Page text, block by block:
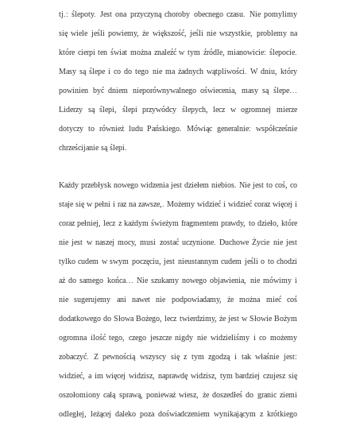
tj.: ślepoty. Jest ona przyczyną choroby obecnego czasu. Nie pomylimy
się wiele jeśli powiemy, że większość, jeśli nie wszystkie, problemy na
które cierpi ten świat można znaleźć w tym źródle, mianowicie: ślepocie.
Masy są ślepe i co do tego nie ma żadnych wątpliwości. W dniu, który
powinien być dniem nieporównywalnego oświecenia, masy są ślepe…
Liderzy są ślepi, ślepi przywódcy ślepych, lecz w ogromnej mierze
dotyczy to również ludu Pańskiego. Mówiąc generalnie: współcześnie
chrześcijanie są ślepi.
Każdy przebłysk nowego widzenia jest dziełem niebios. Nie jest to coś, co
staje się w pełni i raz na zawsze,. Możemy widzieć i widzieć coraz więcej i
coraz pełniej, lecz z każdym świeżym fragmentem prawdy, to dzieło, które
nie jest w naszej mocy, musi zostać uczynione. Duchowe Życie nie jest
tylko cudem w swym poczęciu, jest nieustannym cudem jeśli o to chodzi
aż do samego końca… Nie szukamy nowego objawienia, nie mówimy i
nie sugerujemy ani nawet nie podpowiadamy, że można mieć coś
dodatkowego do Słowa Bożego, lecz twierdzimy, że jest w Słowie Bożym
ogromna ilość tego, czego jeszcze nigdy nie widzieliśmy i co możemy
zobaczyć. Z pewnością wszyscy się z tym zgodzą i tak właśnie jest:
widzieć, a im więcej widzisz, naprawdę widzisz, tym bardziej czujesz się
oszołomiony całą sprawą, ponieważ wiesz, że doszedłeś do granic ziemi
odległej, leżącej daleko poza doświadczeniem wynikającym z krótkiego